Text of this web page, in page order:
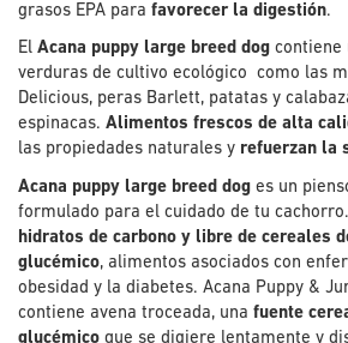
grasos EPA para favorecer la digestión.
El Acana puppy large breed dog contiene
verduras de cultivo ecológico como las
Delicious, peras Barlett, patatas y
espinacas. Alimentos frescos de alta
las propiedades naturales y refuerzan la
Acana puppy large breed dog es un
formulado para el cuidado de tu
hidratos de carbono y libre de cereales
glucémico, alimentos asociados con
obesidad y la diabetes. Acana Puppy &
contiene avena troceada, una fuente
glucémico que se digiere lentamente y